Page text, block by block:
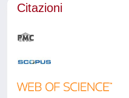
Citazioni